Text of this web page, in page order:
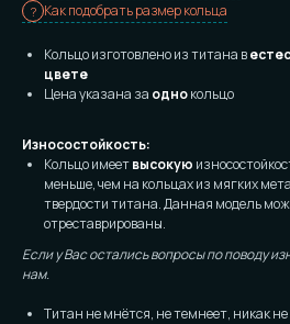
Как подобрать размер кольца
Кольцо изготовлено из титана в
цвете
Цена указана за однокольцо
Износостойкость:
Кольцо имеетвысокую
меньше, чем на кольцах из мягких
твердости титана. Данная модель
отреставрированы.
Если у Вас остались вопросы по поводу
нам.
Титан не мнётся, не темнеет, никак